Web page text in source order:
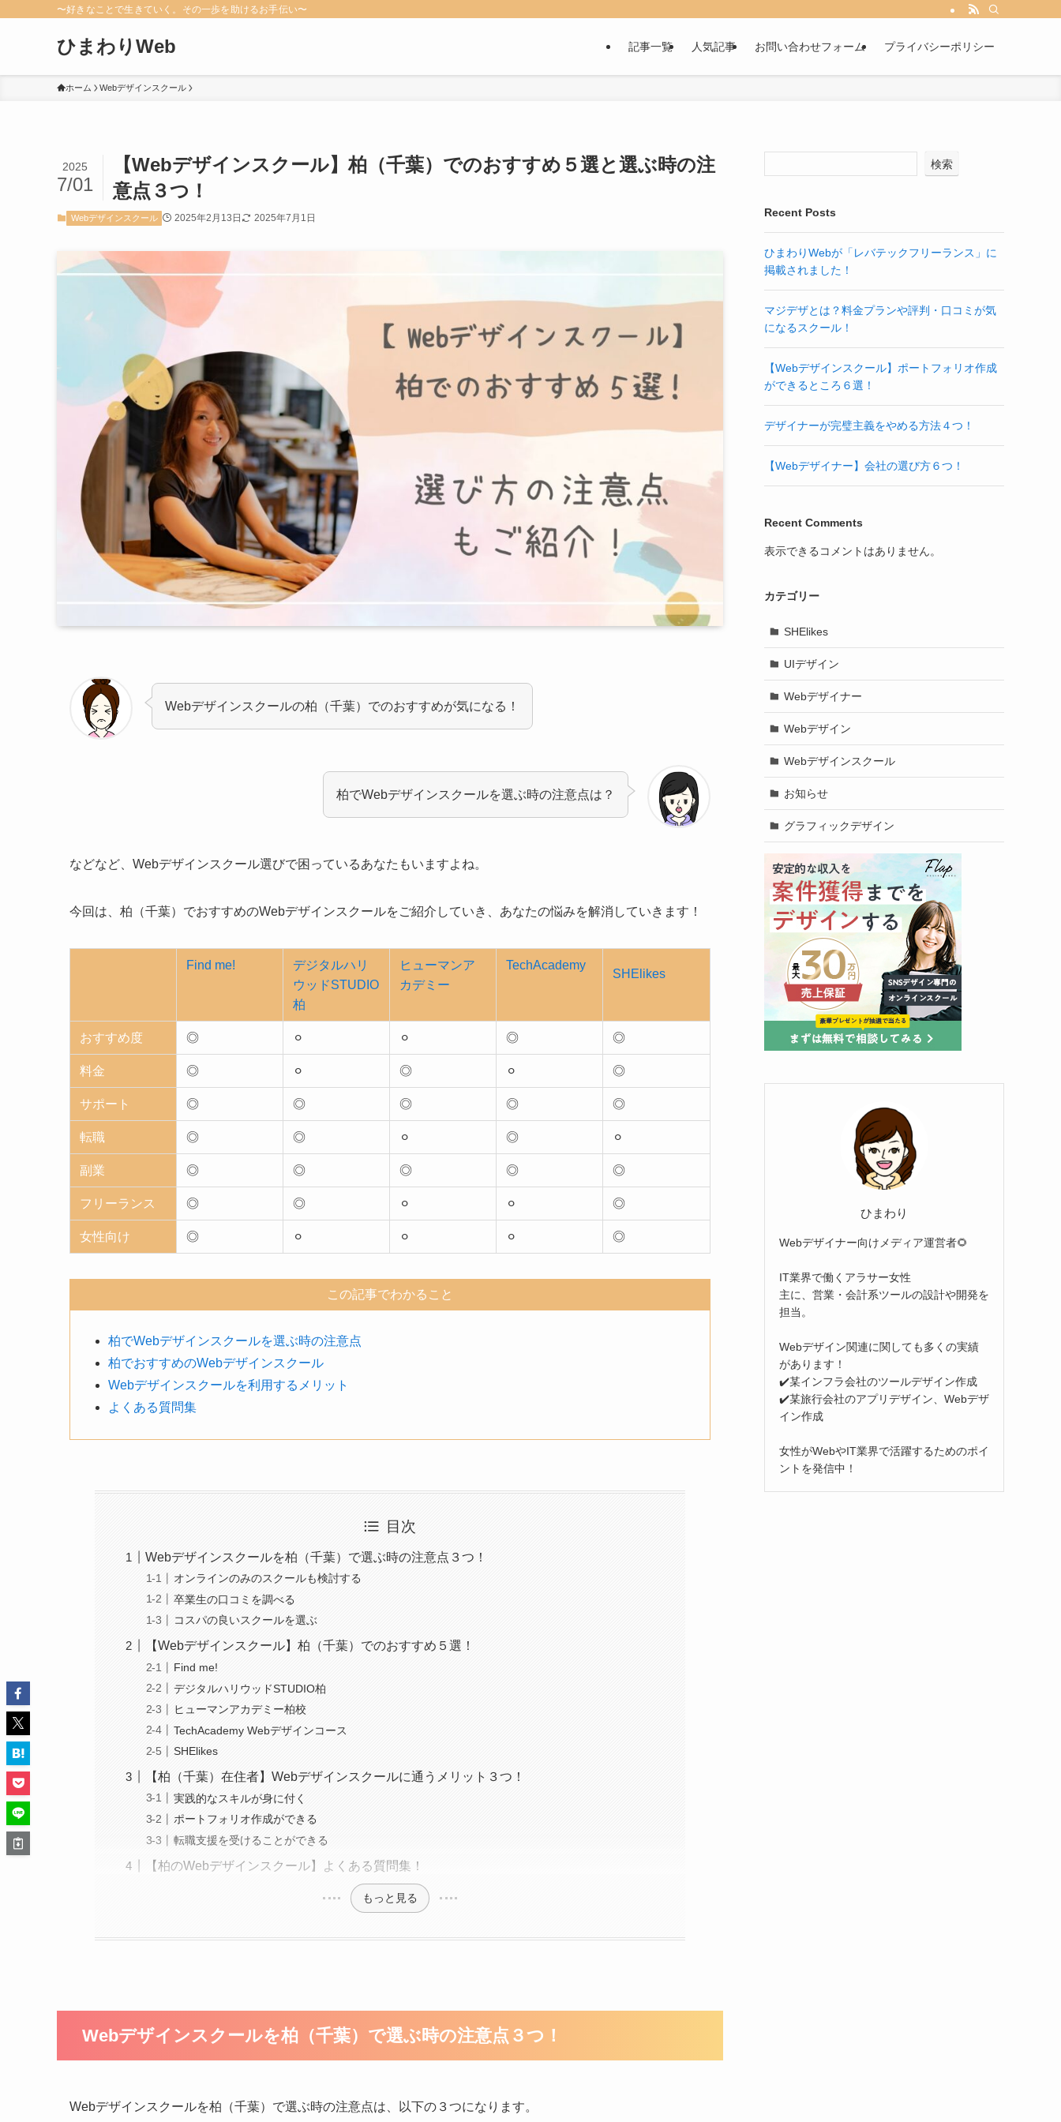
〜好きなことで生きていく。その一歩を助けるお手伝い〜
ひまわりWeb 記事一覧 人気記事 お問い合わせフォーム プライバシーポリシー
ホーム Webデザインスクール
【Webデザインスクール】柏（千葉）でのおすすめ５選と選ぶ時の注
意点３つ！
2025
7/01
Webデザインスクール 2025年2月13日 2025年7月1日
Webデザインスクールの柏（千葉）でのおすすめが気になる！
柏でWebデザインスクールを選ぶ時の注意点は？
などなど、Webデザインスクール選びで困っているあなたもいますよね。
今回は、柏（千葉）でおすすめのWebデザインスクールをご紹介していき、あなたの悩みを解消していきます！
Find me!
デジタルハリ
ウッドSTUDIO
柏
ヒューマンア
カデミー
TechAcademy
SHElikes
おすすめ度 ◎ ⚪︎ ⚪︎ ◎ ◎
料金 ◎ ⚪︎ ◎ ⚪︎ ◎
サポート ◎ ◎ ◎ ◎ ◎
転職 ◎ ◎ ⚪︎ ◎ ⚪︎
副業 ◎ ◎ ◎ ◎ ◎
フリーランス ◎ ◎ ⚪︎ ⚪︎ ◎
女性向け ◎ ⚪︎ ⚪︎ ⚪︎ ◎
この記事でわかること
柏でWebデザインスクールを選ぶ時の注意点
柏でおすすめのWebデザインスクール
Webデザインスクールを利用するメリット
よくある質問集
目次
Webデザインスクールを柏（千葉）で選ぶ時の注意点３つ！
オンラインのみのスクールも検討する
卒業生の口コミを調べる
コスパの良いスクールを選ぶ
【Webデザインスクール】柏（千葉）でのおすすめ５選！
Find me!
デジタルハリウッドSTUDIO柏
ヒューマンアカデミー柏校
TechAcademy Webデザインコース
SHElikes
【柏（千葉）在住者】Webデザインスクールに通うメリット３つ！
実践的なスキルが身に付く
ポートフォリオ作成ができる
転職支援を受けることができる
【柏のWebデザインスクール】よくある質問集！
もっと見る
Webデザインスクールを柏（千葉）で選ぶ時の注意点３つ！
Webデザインスクールを柏（千葉）で選ぶ時の注意点は、以下の３つになります。
検索
Recent Posts
ひまわりWebが「レバテックフリーランス」に
掲載されました！
マジデザとは？料金プランや評判・口コミが気
になるスクール！
【Webデザインスクール】ポートフォリオ作成
ができるところ６選！
デザイナーが完璧主義をやめる方法４つ！
【Webデザイナー】会社の選び方６つ！
Recent Comments
表示できるコメントはありません。
カテゴリー
SHElikes
UIデザイン
Webデザイナー
Webデザイン
Webデザインスクール
お知らせ
グラフィックデザイン
ひまわり
Webデザイナー向けメディア運営者🌻
IT業界で働くアラサー女性
主に、営業・会計系ツールの設計や開発を
担当。
Webデザイン関連に関しても多くの実績
があります！
✔️某インフラ会社のツールデザイン作成
✔️某旅行会社のアプリデザイン、Webデザ
イン作成
女性がWebやIT業界で活躍するためのポイ
ントを発信中！